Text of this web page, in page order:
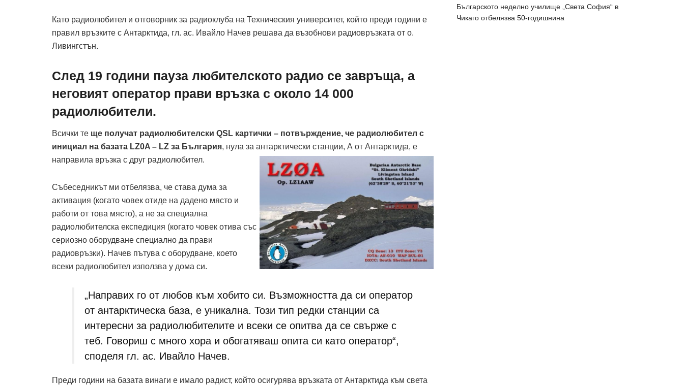
Като радиолюбител и отговорник за радиоклуба на Техническия университет, който преди години е
правил връзките с Антарктида, гл. ас. Ивайло Начев решава да възобнови радиовръзката от о.
Ливингстън.
След 19 години пауза любителското радио се завръща, а
неговият оператор прави връзка с около 14 000
радиолюбители.
Всички те ще получат радиолюбителски QSL картички – потвърждение, че радиолюбител с
инициал на базата LZ0A – LZ за България, нула за антарктически станции, А от Антарктида, е
направила връзка с друг радиолюбител.
Събеседникът ми отбелязва, че става дума за
активация (когато човек отиде на дадено място и
работи от това място), а не за специална
радиолюбителска експедиция (когато човек отива със
сериозно оборудване специално да прави
радиовръзки). Начев пътува с оборудване, което
всеки радиолюбител използва у дома си.
„Направих го от любов към хобито си. Възможността да си оператор
от антарктическа база, е уникална. Този тип редки станции са
интересни за радиолюбителите и всеки се опитва да се свърже с
теб. Говориш с много хора и обогатяваш опита си като оператор“,
споделя гл. ас. Ивайло Начев.
Преди години на базата винаги е имало радист, който осигурява връзката от Антарктида към света
Българското неделно училище „Света София“ в
Чикаго отбелязва 50-годишнина